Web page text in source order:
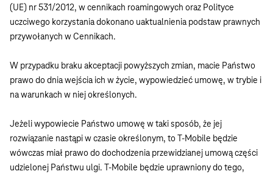
(UE) nr 531/2012, w cennikach roamingowych oraz Polityce
uczciwego korzystania dokonano uaktualnienia podstaw prawnych
przywołanych w Cennikach.
W przypadku braku akceptacji powyższych zmian, macie Państwo
prawo do dnia wejścia ich w życie, wypowiedzieć umowę, w trybie i
na warunkach w niej określonych.
Jeżeli wypowiecie Państwo umowę w taki sposób, że jej
rozwiązanie nastąpi w czasie określonym, to T-Mobile będzie
wówczas miał prawo do dochodzenia przewidzianej umową części
udzielonej Państwu ulgi. T-Mobile będzie uprawniony do tego,